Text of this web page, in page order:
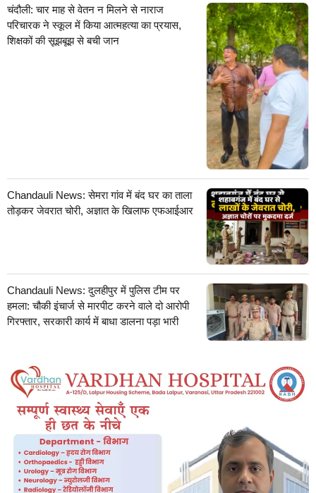
चंदौली: चार माह से वेतन न मिलने से नाराज
परिचारक ने स्कूल में किया आत्महत्या का प्रयास,
शिक्षकों की सूझबूझ से बची जान
Chandauli News: सेमरा गांव में बंद घर का ताला
तोड़कर जेवरात चोरी, अज्ञात के खिलाफ एफआईआर
Chandauli News: दुलहीपुर में पुलिस टीम पर
हमला: चौकी इंचार्ज से मारपीट करने वाले दो आरोपी
गिरफ्तार, सरकारी कार्य में बाधा डालना पड़ा भारी